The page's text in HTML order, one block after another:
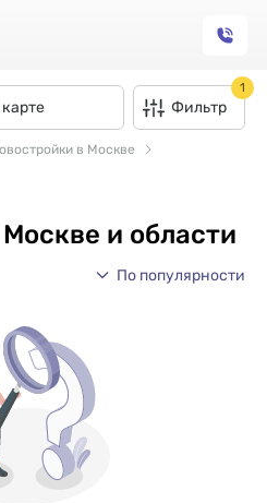
Фильтр
1
в Москве
и области
По популярности